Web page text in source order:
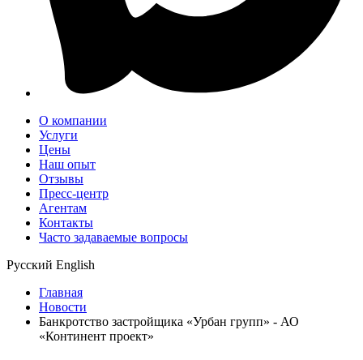
О компании
Услуги
Цены
Наш опыт
Отзывы
Пресс-центр
Агентам
Контакты
Часто задаваемые вопросы
Русский English
Главная
Новости
Банкротство застройщика «Урбан групп» - АО
«Континент проект»